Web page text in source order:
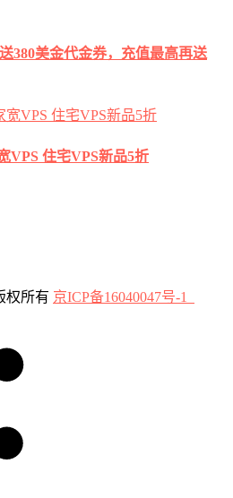
380美金代金券，充值最高再送
VPS 住宅VPS新品5折
权所有 京ICP备16040047号-1